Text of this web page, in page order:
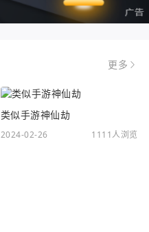
更多
类似手游神仙劫
2024-02-26 1111人浏览